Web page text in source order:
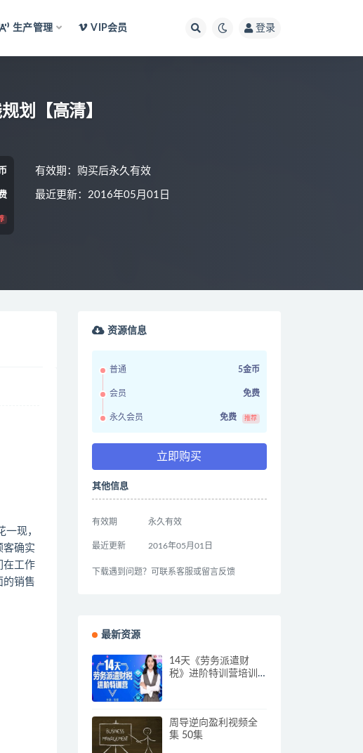
生产管理 VIP会员 登录
划【高清】
有效期：购买后永久有效
最近更新：2016年05月01日
现，
客确实
在工作
的销售
资源信息
普通 5金币
会员 免费
永久会员 免费 推荐
立即购买
其他信息
有效期 永久有效
最近更新 2016年05月01日
下载遇到问题？可联系客服或留言反馈
最新资源
14天《劳务派遣财
税》进阶特训营培训
周导逆向盈利视频全
集 50集